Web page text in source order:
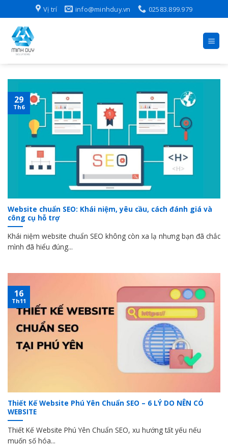
to
content
Vị trí info@minhduy.vn 02583.899.979
Website chuẩn SEO: Khái niệm, yêu cầu, cách đánh giá và
công cụ hỗ trợ
Khái niệm website chuẩn SEO không còn xa lạ nhưng bạn đã chắc
mình đã hiểu đúng...
29
Th6
Thiết Kế Website Phú Yên Chuẩn SEO – 6 LÝ DO NÊN CÓ
WEBSITE
Thiết Kế Website Phú Yên Chuẩn SEO, xu hướng tất yếu nếu
muốn số hóa...
16
Th11